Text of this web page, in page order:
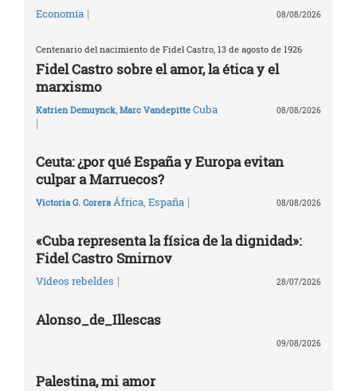
Economía | 08/08/2026
Centenario del nacimiento de Fidel Castro, 13 de agosto de 1926
Fidel Castro sobre el amor, la ética y el
marxismo
Katrien Demuynck, Marc Vandepitte Cuba
|
08/08/2026
Ceuta: ¿por qué España y Europa evitan
culpar a Marruecos?
Victoria G. Corera África España | 08/08/2026
«Cuba representa la física de la dignidad»:
Fidel Castro Smirnov
Vídeos rebeldes | 28/07/2026
Alonso_de_Illescas
09/08/2026
Palestina, mi amor